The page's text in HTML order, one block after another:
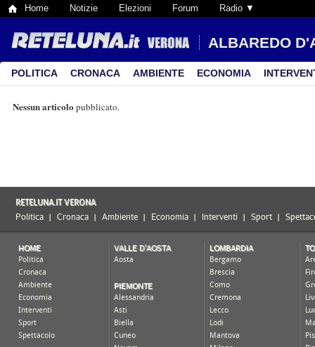
Home Notizie Elezioni Forum Radio ▼
ALBAREDO
POLITICA CRONACA AMBIENTE ECONOMIA
Nessun articolo pubblicato.